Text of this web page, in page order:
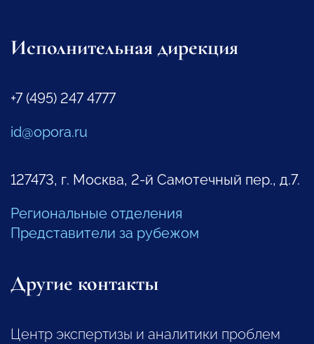
Исполнительная дирекция
+7 (495) 247 4777
id@opora.ru
127473, г. Москва, 2-й Самотечный пер., д.7.
Региональные отделения
Представители за рубежом
Другие контакты
Центр экспертизы и аналитики проблем